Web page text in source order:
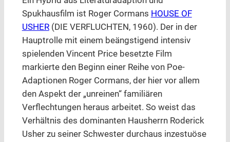
Spukhausfilm ist Roger Cormans HOUSE OF
USHER(DIE VERFLUCHTEN, 1960). Der in der
Hauptrolle mit einem beängstigend intensiv
spielenden Vincent Price besetzte Film
markierte den Beginn einer Reihe von Poe-
Adaptionen Roger Cormans, der hier vor allem
den Aspekt der „unreinen“ familiären
Verflechtungen heraus arbeitet. So weist das
Verhältnis des dominanten Hausherrn Roderick
Usher zu seiner Schwester durchaus inzestuöse